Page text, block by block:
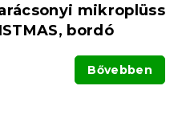
mikroplüss
bordó
Bővebben